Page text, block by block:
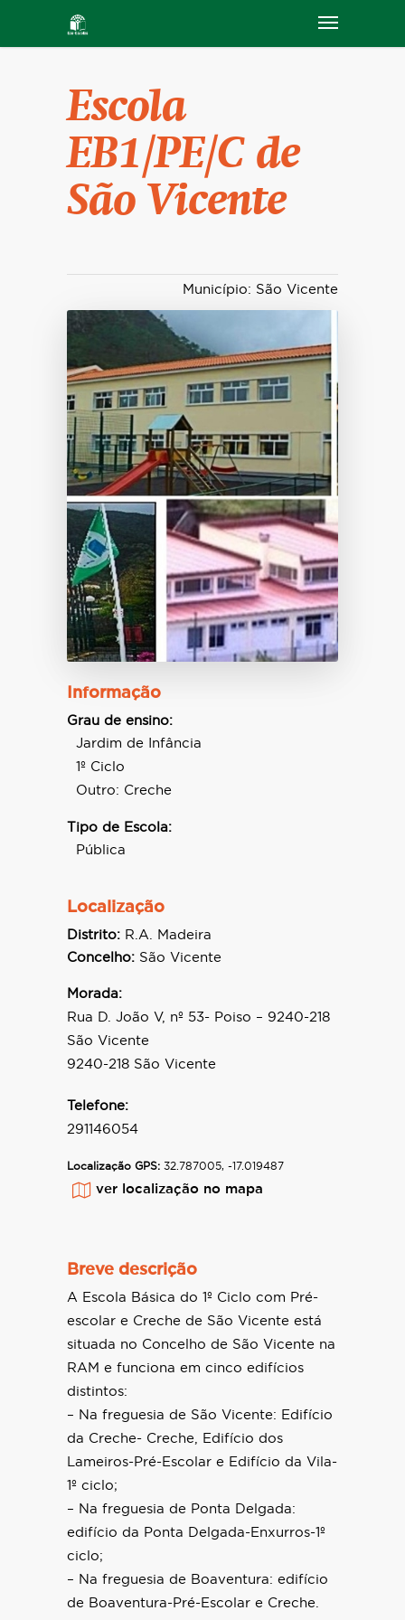
Escola
EB1/PE/C de
São Vicente
Município: São Vicente
Informação
Grau de ensino:
Jardim de Infância
1º Ciclo
Outro: Creche
Tipo de Escola:
Pública
Localização
Distrito: R.A. Madeira
Concelho: São Vicente
Morada:
Rua D. João V, nº 53- Poiso – 9240-218
São Vicente
9240-218 São Vicente
Telefone:
291146054
Localização GPS: 32.787005, -17.019487
ver localização no mapa
Breve descrição
A Escola Básica do 1º Ciclo com Pré-
escolar e Creche de São Vicente está
situada no Concelho de São Vicente na
RAM e funciona em cinco edifícios
distintos:
– Na freguesia de São Vicente: Edifício
da Creche- Creche, Edifício dos
Lameiros-Pré-Escolar e Edifício da Vila-
1º ciclo;
– Na freguesia de Ponta Delgada:
edifício da Ponta Delgada-Enxurros-1º
ciclo;
– Na freguesia de Boaventura: edifício
de Boaventura-Pré-Escolar e Creche.